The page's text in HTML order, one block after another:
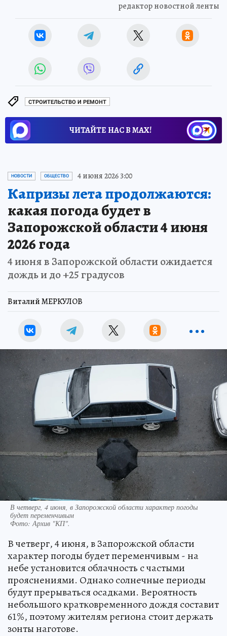
редактор новостной ленты
СТРОИТЕЛЬСТВО И РЕМОНТ
ЧИТАЙТЕ НАС В МАХ!
НОВОСТИ ОБЩЕСТВО 4 июня 2026 3:00
Капризы лета продолжаются:
какая погода будет в
Запорожской области 4 июня
2026 года
4 июня в Запорожской области ожидается
дождь и до +25 градусов
Виталий МЕРКУЛОВ
В четверг, 4 июня, в Запорожской области характер погоды
будет переменчивым
Фото:Архив "КП".
В четверг, 4 июня, в Запорожской области
характер погоды будет переменчивым - на
небе установится облачность с частыми
прояснениями. Однако солнечные периоды
будут прерываться осадками. Вероятность
небольшого кратковременного дождя составит
61%, поэтому жителям региона стоит держать
зонты наготове.